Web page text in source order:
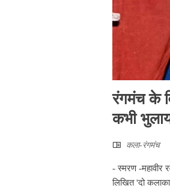
रंगमंच के
कभी
कला-रंगमंच
- स्मरण -महावीर
लिखित 'दो